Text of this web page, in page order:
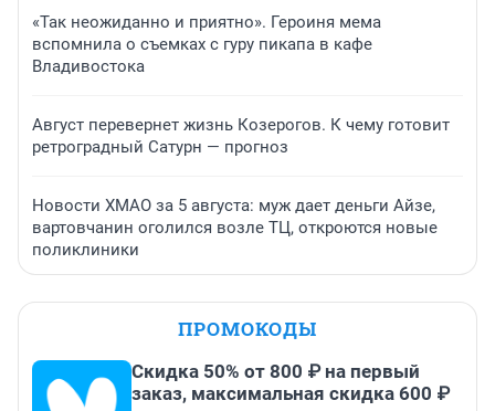
«Так неожиданно и приятно». Героиня мема
вспомнила о съемках с гуру пикапа в кафе
Владивостока
Август перевернет жизнь Козерогов. К чему готовит
ретроградный Сатурн — прогноз
Новости ХМАО за 5 августа: муж дает деньги Айзе,
вартовчанин оголился возле ТЦ, откроются новые
поликлиники
ПРОМОКОДЫ
Скидка 50% от 800 ₽ на первый
заказ, максимальная скидка 600 ₽